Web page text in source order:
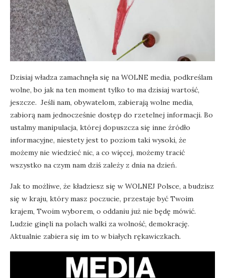
Dzisiaj władza zamachnęła się na WOLNE media, podkreślam
wolne, bo jak na ten moment tylko to ma dzisiaj wartość,
jeszcze. Jeśli nam, obywatelom, zabierają wolne media,
zabiorą nam jednocześnie dostęp do rzetelnej informacji. Bo
ustalmy manipulacja, której dopuszcza się inne źródło
informacyjne, niestety jest to poziom taki wysoki, że
możemy nie wiedzieć nic, a co więcej, możemy tracić
wszystko na czym nam dziś zależy z dnia na dzień.
Jak to możliwe, że kładziesz się w WOLNEJ Polsce, a budzisz
się w kraju, który masz poczucie, przestaje być Twoim
krajem, Twoim wyborem, o oddaniu już nie będę mówić.
Ludzie ginęli na polach walki za wolność, demokrację.
Aktualnie zabiera się im to w białych rękawiczkach.